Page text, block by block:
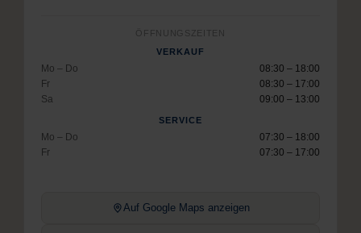
ÖFFNUNGSZEITEN
VERKAUF
Mo – Do
08:30 – 18:00
Fr
08:30 – 17:00
Sa
09:00 – 13:00
SERVICE
Mo – Do
07:30 – 18:00
Fr
07:30 – 17:00
Auf Google Maps anzeigen